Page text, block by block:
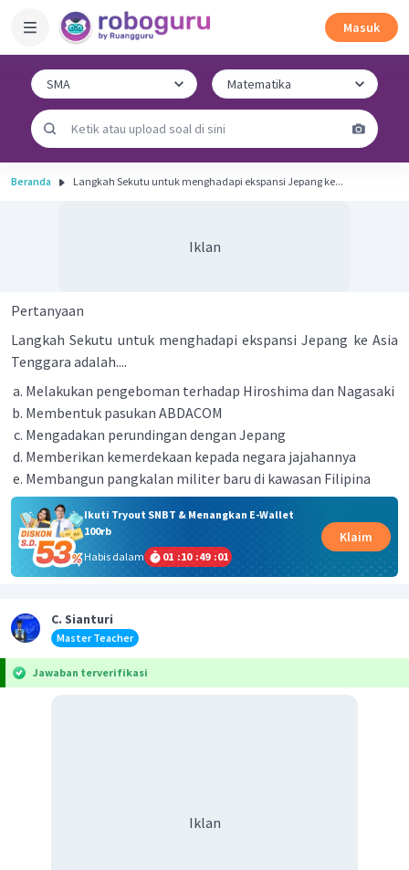
Masuk
Beranda Langkah Sekutu untuk menghadapi ekspansi Jepang ke...
Iklan
Pertanyaan
Langkah Sekutu untuk menghadapi ekspansi Jepang ke Asia
Tenggara adalah....
Melakukan pengeboman terhadap Hiroshima dan Nagasaki
Membentuk pasukan ABDACOM
Mengadakan perundingan dengan Jepang
Memberikan kemerdekaan kepada negara jajahannya
Membangun pangkalan militer baru di kawasan Filipina
Ikuti Tryout SNBT & Menangkan E-Wallet
100rb
Habis dalam
01 :10 :49 :01
Klaim
C. Sianturi
Master Teacher
Jawaban terverifikasi
Iklan